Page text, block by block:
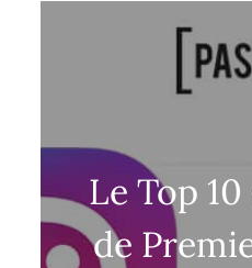
Le Top
de